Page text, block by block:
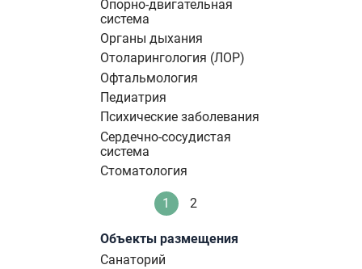
Опорно-двигательная
система
Органы дыхания
Отоларингология (ЛОР)
Офтальмология
Педиатрия
Психические заболевания
Сердечно-сосудистая
система
Стоматология
Нумерация
страниц Текущая
1 Стандартное
2
Объекты размещения
Санаторий